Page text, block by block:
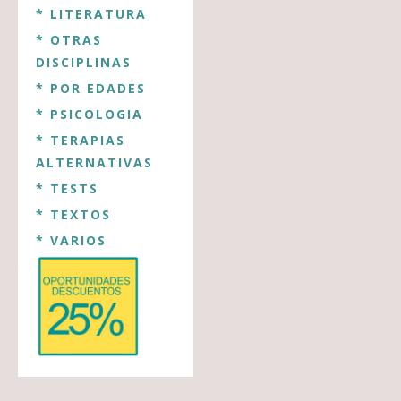
* LITERATURA
* OTRAS
DISCIPLINAS
* POR EDADES
* PSICOLOGIA
* TERAPIAS
ALTERNATIVAS
* TESTS
* TEXTOS
* VARIOS